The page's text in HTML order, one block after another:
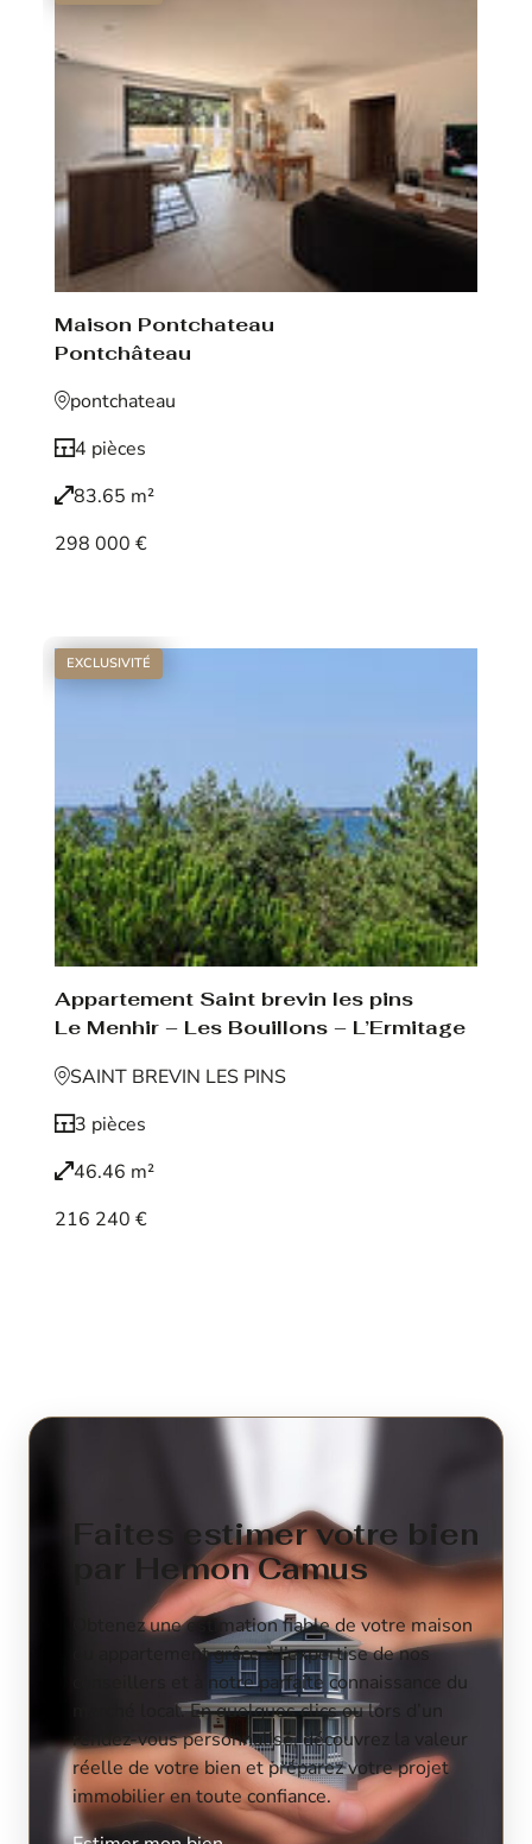
Maison Pontchateau
Pontchâteau
pontchateau
4 pièces
83.65 m²
298 000 €
EXCLUSIVITÉ
Appartement Saint brevin les pins
Le Menhir – Les Bouillons – L’Ermitage
SAINT BREVIN LES PINS
3 pièces
46.46 m²
216 240 €
Faites estimer votre bien
par Hemon Camus
Obtenez une estimation fiable de votre maison
ou appartement grâce à l’expertise de nos
conseillers et à notre parfaite connaissance du
marché local. En quelques clics ou lors d’un
rendez-vous personnalisé, découvrez la valeur
réelle de votre bien et préparez votre projet
immobilier en toute confiance.